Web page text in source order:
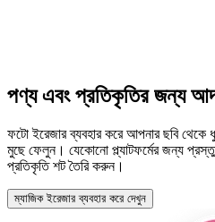
পণ্য এবং প্রতিকৃতির জন্য
ফটো ইরেজার ব্যবহার করে আপনার ছবি
মুছে ফেলুন। যেকোনো প্ল্যাটফর্মের জন্য
প্রতিকৃতি শট তৈরি করুন।
ম্যাজিক ইরেজার ব্যবহার করে দেখুন